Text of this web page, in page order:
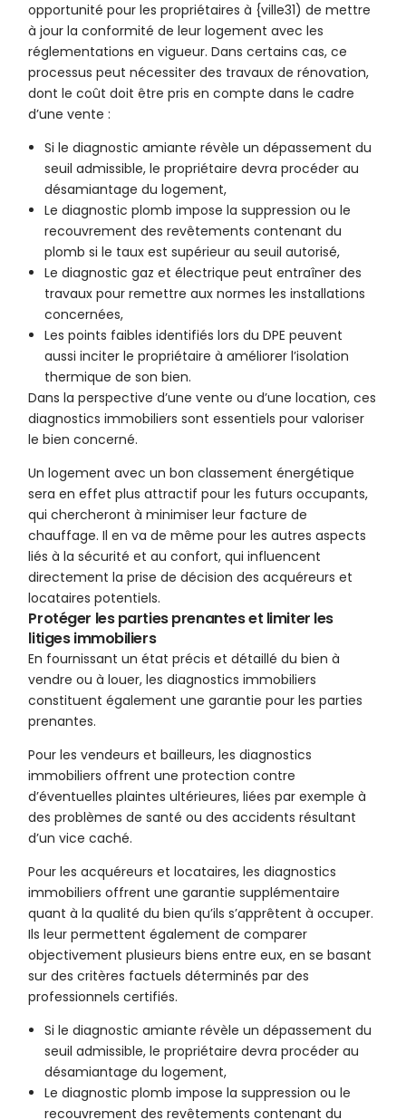
opportunité pour les propriétaires à {ville31) de mettre
à jour la conformité de leur logement avec les
réglementations en vigueur. Dans certains cas, ce
processus peut nécessiter des travaux de rénovation,
dont le coût doit être pris en compte dans le cadre
d’une vente :
Si le diagnostic amiante révèle un dépassement du
seuil admissible, le propriétaire devra procéder au
désamiantage du logement,
Le diagnostic plomb impose la suppression ou le
recouvrement des revêtements contenant du
plomb si le taux est supérieur au seuil autorisé,
Le diagnostic gaz et électrique peut entraîner des
travaux pour remettre aux normes les installations
concernées,
Les points faibles identifiés lors du DPE peuvent
aussi inciter le propriétaire à améliorer l’isolation
thermique de son bien.
Dans la perspective d’une vente ou d’une location, ces
diagnostics immobiliers sont essentiels pour valoriser
le bien concerné.
Un logement avec un bon classement énergétique
sera en effet plus attractif pour les futurs occupants,
qui chercheront à minimiser leur facture de
chauffage. Il en va de même pour les autres aspects
liés à la sécurité et au confort, qui influencent
directement la prise de décision des acquéreurs et
locataires potentiels.
Protéger les parties prenantes et limiter les
litiges immobiliers
En fournissant un état précis et détaillé du bien à
vendre ou à louer, les diagnostics immobiliers
constituent également une garantie pour les parties
prenantes.
Pour les vendeurs et bailleurs, les diagnostics
immobiliers offrent une protection contre
d’éventuelles plaintes ultérieures, liées par exemple à
des problèmes de santé ou des accidents résultant
d’un vice caché.
Pour les acquéreurs et locataires, les diagnostics
immobiliers offrent une garantie supplémentaire
quant à la qualité du bien qu’ils s’apprêtent à occuper.
Ils leur permettent également de comparer
objectivement plusieurs biens entre eux, en se basant
sur des critères factuels déterminés par des
professionnels certifiés.
Si le diagnostic amiante révèle un dépassement du
seuil admissible, le propriétaire devra procéder au
désamiantage du logement,
Le diagnostic plomb impose la suppression ou le
recouvrement des revêtements contenant du